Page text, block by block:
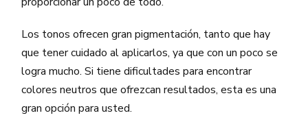
Los tonos ofrecen gran pigmentación, tanto que hay
que tener cuidado al aplicarlos, ya que con un poco se
logra mucho. Si tiene dificultades para encontrar
colores neutros que ofrezcan resultados, esta es una
gran opción para usted.